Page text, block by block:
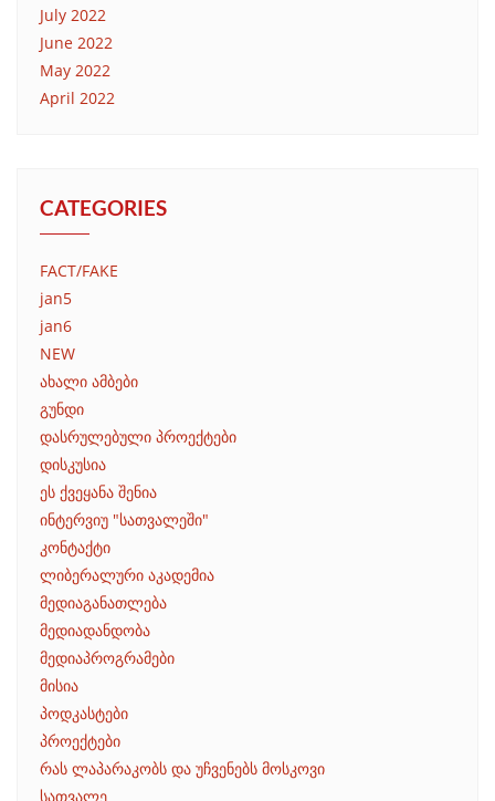
July 2022
June 2022
May 2022
April 2022
CATEGORIES
FACT/FAKE
jan5
jan6
NEW
ახალი ამბები
გუნდი
დასრულებული პროექტები
დისკუსია
ეს ქვეყანა შენია
ინტერვიუ "სათვალეში"
კონტაქტი
ლიბერალური აკადემია
მედიაგანათლება
მედიადანდობა
მედიაპროგრამები
მისია
პოდკასტები
პროექტები
რას ლაპარაკობს და უჩვენებს მოსკოვი
სათვალე